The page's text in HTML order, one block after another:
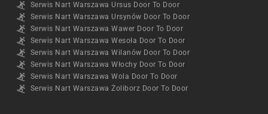
Serwis Nart Warszawa Ursus Door To Door
Serwis Nart Warszawa Ursynów Door To Door
Serwis Nart Warszawa Wawer Door To Door
Serwis Nart Warszawa Wesoła Door To Door
Serwis Nart Warszawa Wilanów Door To Door
Serwis Nart Warszawa Włochy Door To Door
Serwis Nart Warszawa Wola Door To Door
Serwis Nart Warszawa Żoliborz Door To Door